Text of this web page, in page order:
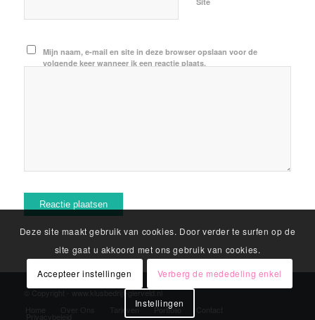
Mijn naam, e-mail en site in deze browser opslaan voor de
volgende keer wanneer ik een reactie plaats.
© Copyright - www.klusbedrijf-gierveld.nl
Home
Tarieven Portfolio
Privacybeleid
Deze site maakt gebruik van cookies. Door verder te surfen op de
site gaat u akkoord met ons gebruik van cookies.
Accepteer instellingen Verberg de mededeling enkel
Instellingen